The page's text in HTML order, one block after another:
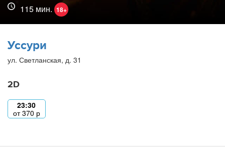
115 мин. 18+
Уссури
ул. Светланская, д. 31
2D
23:30
от370 р